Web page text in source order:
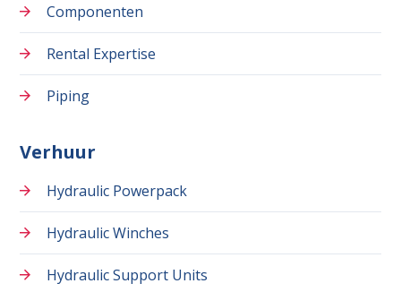
Componenten
Rental Expertise
Piping
Verhuur
Hydraulic Powerpack
Hydraulic Winches
Hydraulic Support Units